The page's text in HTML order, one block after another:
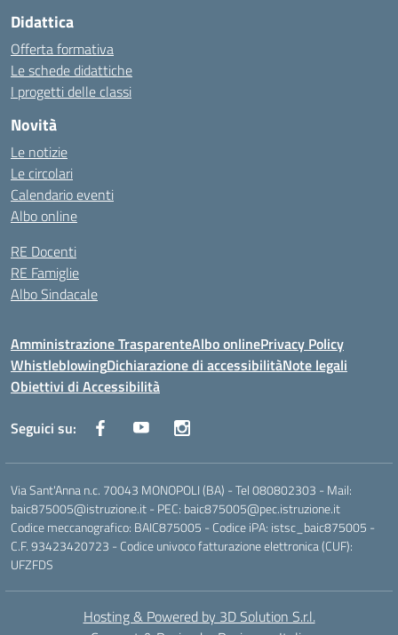
Didattica
Offerta formativa
Le schede didattiche
I progetti delle classi
Novità
Le notizie
Le circolari
Calendario eventi
Albo online
RE Docenti
RE Famiglie
Albo Sindacale
Amministrazione TrasparenteAlbo onlinePrivacy Policy
WhistleblowingDichiarazione di accessibilitàNote legali
Obiettivi di Accessibilità
Seguici su:
Via Sant'Anna n.c. 70043 MONOPOLI (BA) - Tel 080802303 - Mail:
baic875005@istruzione.it - PEC: baic875005@pec.istruzione.it
Codice meccanografico: BAIC875005 - Codice iPA: istsc_baic875005 -
C.F. 93423420723 - Codice univoco fatturazione elettronica (CUF):
UFZFDS
Hosting & Powered by 3D Solution S.r.l.